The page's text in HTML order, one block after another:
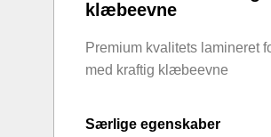
klæbeevne
Premium kvalitets lamineret
med kraftig klæbeevne
Særlige egenskaber